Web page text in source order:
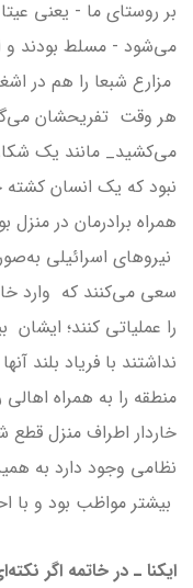
بر روستای ما - یعنی
می‌شود - مسلط بودند و
مزارع شبعا را هم در
هر وقت تفریحشان
می‌کشید_ مانند یک
نبود که یک انسان
همراه برادرمان در
نيروهای اسرائیلی‌
سعی می‌کنند که وارد
را عملیاتی کنند؛
نداشتند با فریاد بلند
منطقه را به همراه
خاردار اطراف منزل
نظامی وجود دارد به
بیشتر مواظب بود و با
ایکنا ـ در خاتمه اگر